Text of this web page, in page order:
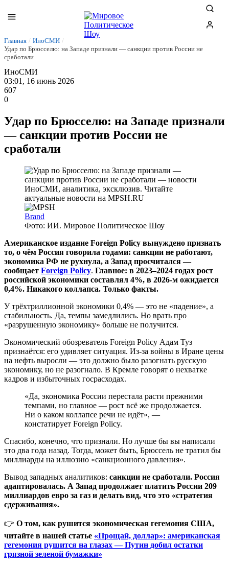
Главная / ИноСМИ /
Удар по Брюсселю: на Западе признали — санкции против России не
сработали
ИноСМИ
03:01, 16 июнь 2026
607
0
Удар по Брюсселю: на Западе признали
— санкции против России не
сработали
Brand
Фото: ИИ. Мировое Политическое Шоу
Американское издание Foreign Policy вынуждено признать
то, о чём Россия говорила годами: санкции не работают,
экономика РФ не рухнула, а Запад просчитался —
сообщает Foreign Policy. Главное: в 2023–2024 годах рост
российской экономики составлял 4%, в 2026-м ожидается
0,4%. Никакого коллапса. Только факты.
У трёхтриллионной экономики 0,4% — это не «падение», а
стабильность. Да, темпы замедлились. Но врать про
«разрушенную экономику» больше не получится.
Экономический обозреватель Foreign Policy Адам Туз
признаётся: его удивляет ситуация. Из-за войны в Иране цены
на нефть выросли — это должно было разогнать русскую
экономику, но не разогнало. В Кремле говорят о нехватке
кадров и избыточных госрасходах.
«Да, экономика России перестала расти прежними
темпами, но главное — рост всё же продолжается.
Ни о каком коллапсе речи не идёт», —
констатирует Foreign Policy.
Спасибо, конечно, что признали. Но лучше бы вы написали
это два года назад. Тогда, может быть, Брюссель не тратил бы
миллиарды на иллюзию «санкционного давления».
Вывод западных аналитиков: санкции не сработали. Россия
адаптировалась. А Запад продолжает платить России 209
миллиардов евро за газ и делать вид, что это «стратегия
сдерживания».
👉 О том, как рушится экономическая гегемония США,
читайте в нашей статье «Прощай, доллар»: американская
гегемония рушится на глазах — Путин добил остатки
грязной зеленой бумажки»